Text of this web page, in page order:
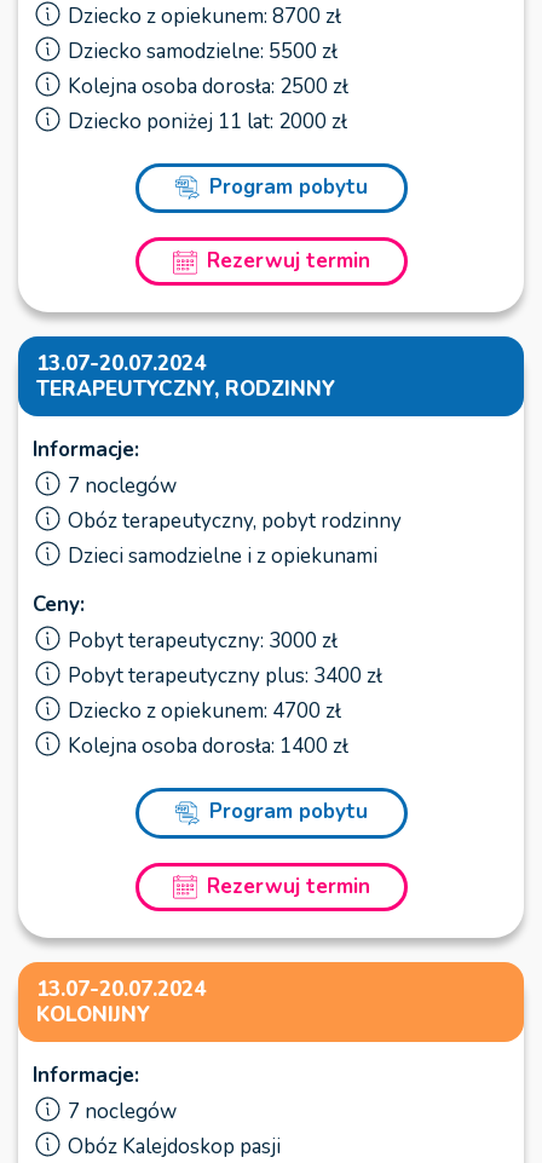
Dziecko z opiekunem: 8700 zł
Dziecko samodzielne: 5500 zł
Kolejna osoba dorosła: 2500 zł
Dziecko poniżej 11 lat: 2000 zł
Program pobytu
Rezerwuj termin
13.07-20.07.2024
TERAPEUTYCZNY, RODZINNY
Informacje:
7 noclegów
Obóz terapeutyczny, pobyt rodzinny
Dzieci samodzielne i z opiekunami
Ceny:
Pobyt terapeutyczny: 3000 zł
Pobyt terapeutyczny plus: 3400 zł
Dziecko z opiekunem: 4700 zł
Kolejna osoba dorosła: 1400 zł
Program pobytu
Rezerwuj termin
13.07-20.07.2024
KOLONIJNY
Informacje:
7 noclegów
Obóz Kalejdoskop pasji